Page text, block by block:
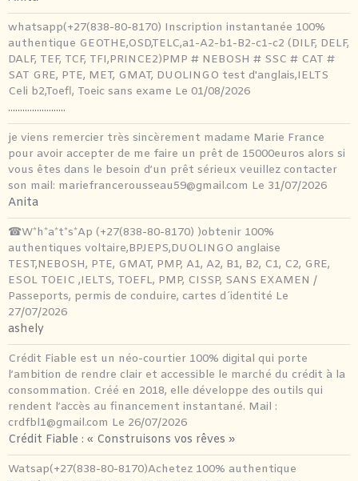
whatsapp(+27(838-80-8170) Inscription instantanée 100%
authentique GEOTHE,OSD,TELC,a1-A2-b1-B2-c1-c2 (DILF, DELF,
DALF, TEF, TCF, TFI,PRINCE2)PMP # NEBOSH # SSC # CAT #
SAT GRE, PTE, MET, GMAT, DUOLINGO test d'anglais,IELTS
Celi b2,Toefl, Toeic sans exame Le 01/08/2026
........................
je viens remercier très sincèrement madame Marie France
pour avoir accepter de me faire un prêt de 15000euros alors si
vous êtes dans le besoin d’un prêt sérieux veuillez contacter
son mail: mariefrancerousseau59@gmail.com Le 31/07/2026
Anita
☎W*h*a*t*s*Ap (+27(838-80-8170) )obtenir 100%
authentiques voltaire,BPJEPS,DUOLINGO anglaise
TEST,NEBOSH, PTE, GMAT, PMP, A1, A2, B1, B2, C1, C2, GRE,
ESOL TOEIC ,IELTS, TOEFL, PMP, CISSP, SANS EXAMEN /
Passeports, permis de conduire, cartes d´identité Le
27/07/2026
ashely
Crédit Fiable est un néo-courtier 100% digital qui porte
l’ambition de rendre clair et accessible le marché du crédit à la
consommation. Créé en 2018, elle développe des outils qui
rendent l’accès au financement instantané. Mail :
crdfbl1@gmail.com Le 26/07/2026
Crédit Fiable : « Construisons vos rêves »
Watsap(+27(838-80-8170)Achetez 100% authentique